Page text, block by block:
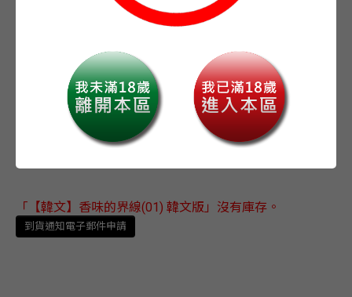
耐久候建議至門市購買現貨※
+
加入我的最愛
「【韓文】香味的界線(01) 韓文版」沒有庫存。
到貨通知電子郵件申請